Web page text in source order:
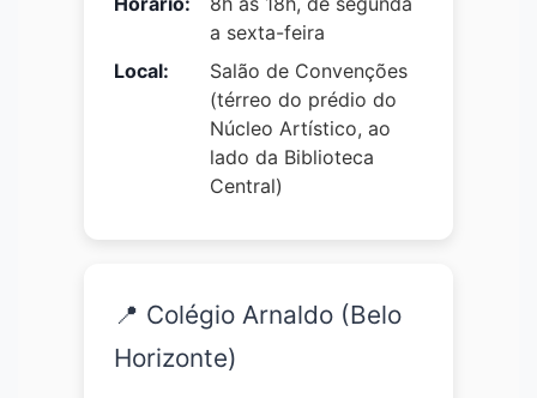
a sexta-feira
Local:
Salão de Convenções
(térreo do prédio do
Núcleo Artístico, ao
lado da Biblioteca
Central)
📍 Colégio Arnaldo (Belo
Horizonte)